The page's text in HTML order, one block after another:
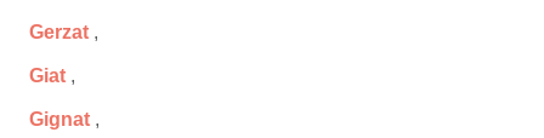
Gerzat ,
Giat ,
Gignat ,